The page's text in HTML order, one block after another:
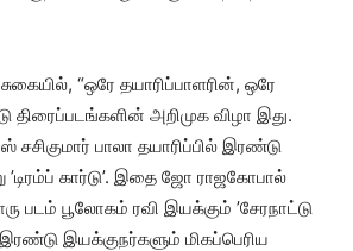
“ஒரே தயாரிப்பாளரின், ஒரே
திரைப்படங்களின் அறிமுக விழா இது.
பாலா தயாரிப்பில் இரண்டு
கார்டு’. இதை ஜோ ராஜகோபால்
படம் பூலோகம் ரவி இயக்கும் ’சேரநாட்டு
இயக்குநர்களும் மிகப்பெரிய